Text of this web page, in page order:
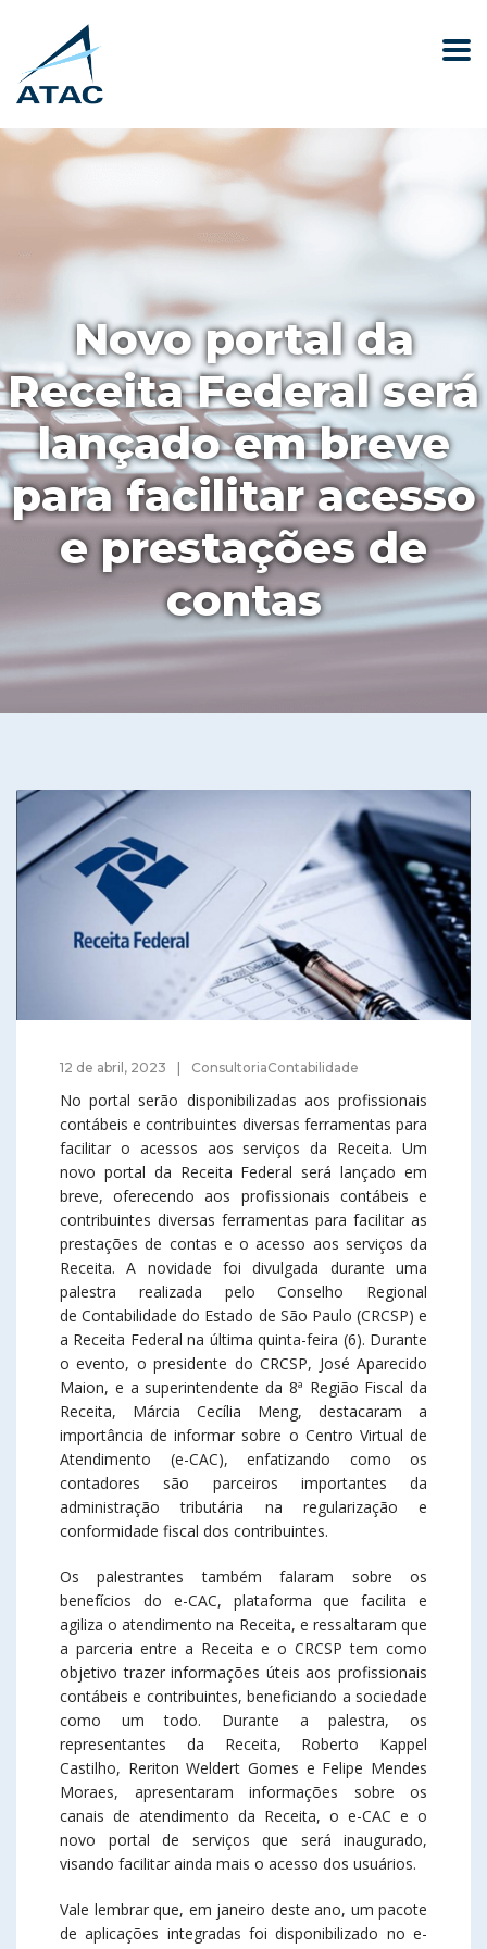
Novo portal da
Receita Federal será
lançado em breve
para facilitar acesso
e prestações de
contas
12 de abril, 2023 ConsultoriaContabilidade
No portal serão disponibilizadas aos profissionais
contábeis e contribuintes diversas ferramentas para
facilitar o acessos aos serviços da Receita. Um
novo portal da Receita Federal será lançado em
breve, oferecendo aos profissionais contábeis e
contribuintes diversas ferramentas para facilitar as
prestações de contas e o acesso aos serviços da
Receita. A novidade foi divulgada durante uma
palestra realizada pelo Conselho Regional
de Contabilidade do Estado de São Paulo (CRCSP) e
a Receita Federal na última quinta-feira (6). Durante
o evento, o presidente do CRCSP, José Aparecido
Maion, e a superintendente da 8ª Região Fiscal da
Receita, Márcia Cecília Meng, destacaram a
importância de informar sobre o Centro Virtual de
Atendimento (e-CAC), enfatizando como os
contadores são parceiros importantes da
administração tributária na regularização e
conformidade fiscal dos contribuintes.
Os palestrantes também falaram sobre os
benefícios do e-CAC, plataforma que facilita e
agiliza o atendimento na Receita, e ressaltaram que
a parceria entre a Receita e o CRCSP tem como
objetivo trazer informações úteis aos profissionais
contábeis e contribuintes, beneficiando a sociedade
como um todo. Durante a palestra, os
representantes da Receita, Roberto Kappel
Castilho, Reriton Weldert Gomes e Felipe Mendes
Moraes, apresentaram informações sobre os
canais de atendimento da Receita, o e-CAC e o
novo portal de serviços que será inaugurado,
visando facilitar ainda mais o acesso dos usuários.
Vale lembrar que, em janeiro deste ano, um pacote
de aplicações integradas foi disponibilizado no e-